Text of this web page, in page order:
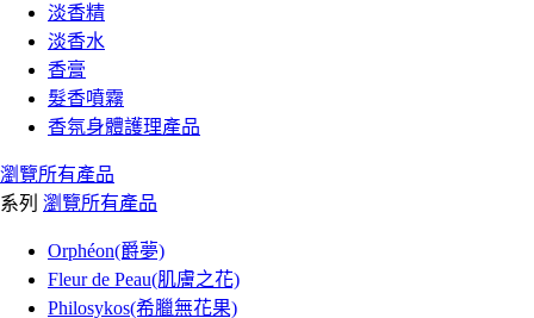
淡香精
淡香水
香膏
髮香噴霧
香氛身體護理產品
瀏覽所有產品
系列 瀏覽所有產品
Orphéon(爵夢)
Fleur de Peau(肌膚之花)
Philosykos(希臘無花果)